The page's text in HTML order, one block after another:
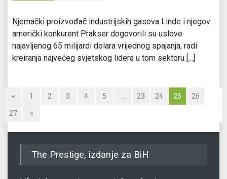
Njemački proizvođač industrijskih gasova Linde i njegov
američki konkurent Prakser dogovorili su uslove
najavljenog 65 milijardi dolara vrijednog spajanja, radi
kreiranja najvećeg svjetskog lidera u tom sektoru [...]
« 1 2 3 4 5 23 24 25 26
27 »
The Prestige, izdanje za BiH